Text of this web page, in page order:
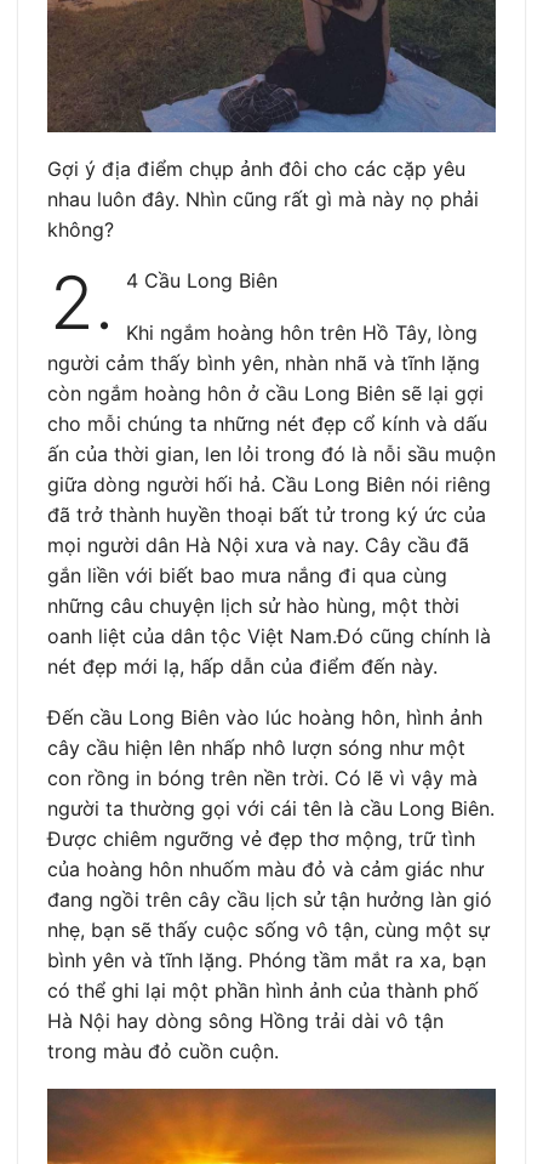
Gợi ý địa điểm chụp ảnh đôi cho các cặp yêu
nhau luôn đây. Nhìn cũng rất gì mà này nọ phải
không?
2. 4 Cầu Long Biên
Khi ngắm hoàng hôn trên Hồ Tây, lòng
người cảm thấy bình yên, nhàn nhã và tĩnh lặng
còn ngắm hoàng hôn ở cầu Long Biên sẽ lại gợi
cho mỗi chúng ta những nét đẹp cổ kính và dấu
ấn của thời gian, len lỏi trong đó là nỗi sầu muộn
giữa dòng người hối hả. Cầu Long Biên nói riêng
đã trở thành huyền thoại bất tử trong ký ức của
mọi người dân Hà Nội xưa và nay. Cây cầu đã
gắn liền với biết bao mưa nắng đi qua cùng
những câu chuyện lịch sử hào hùng, một thời
oanh liệt của dân tộc Việt Nam.Đó cũng chính là
nét đẹp mới lạ, hấp dẫn của điểm đến này.
Đến cầu Long Biên vào lúc hoàng hôn, hình ảnh
cây cầu hiện lên nhấp nhô lượn sóng như một
con rồng in bóng trên nền trời. Có lẽ vì vậy mà
người ta thường gọi với cái tên là cầu Long Biên.
Được chiêm ngưỡng vẻ đẹp thơ mộng, trữ tình
của hoàng hôn nhuốm màu đỏ và cảm giác như
đang ngồi trên cây cầu lịch sử tận hưởng làn gió
nhẹ, bạn sẽ thấy cuộc sống vô tận, cùng một sự
bình yên và tĩnh lặng. Phóng tầm mắt ra xa, bạn
có thể ghi lại một phần hình ảnh của thành phố
Hà Nội hay dòng sông Hồng trải dài vô tận
trong màu đỏ cuồn cuộn.